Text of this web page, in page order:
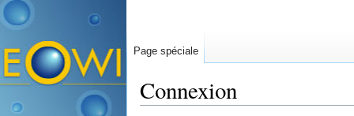
Connexion
Page spéciale